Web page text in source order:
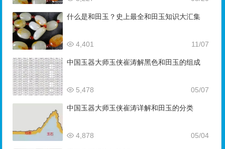
什么是和田玉？史上最全和田玉知识大汇集
11/07
4,401
中国玉器大师玉侠崔涛解黑色和田玉的组成
05/07
5,478
中国玉器大师玉侠崔涛详解和田玉的分类
05/04
4,878